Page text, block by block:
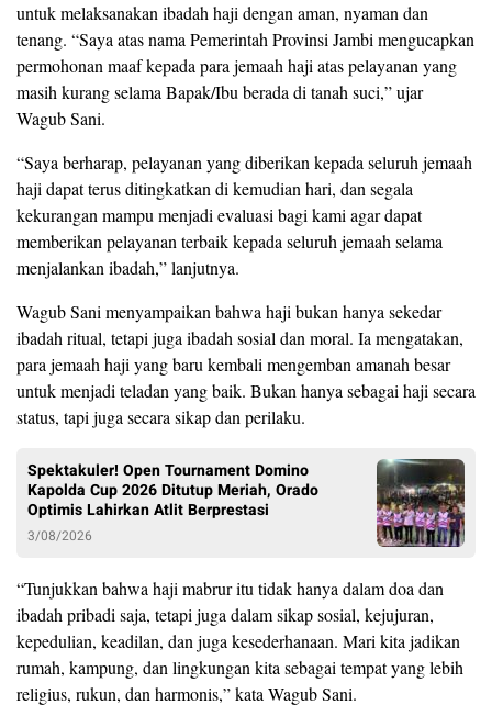
untuk melaksanakan ibadah haji dengan aman, nyaman dan
tenang. “Saya atas nama Pemerintah Provinsi Jambi mengucapkan
permohonan maaf kepada para jemaah haji atas pelayanan yang
masih kurang selama Bapak/Ibu berada di tanah suci,” ujar
Wagub Sani.
“Saya berharap, pelayanan yang diberikan kepada seluruh jemaah
haji dapat terus ditingkatkan di kemudian hari, dan segala
kekurangan mampu menjadi evaluasi bagi kami agar dapat
memberikan pelayanan terbaik kepada seluruh jemaah selama
menjalankan ibadah,” lanjutnya.
Wagub Sani menyampaikan bahwa haji bukan hanya sekedar
ibadah ritual, tetapi juga ibadah sosial dan moral. Ia mengatakan,
para jemaah haji yang baru kembali mengemban amanah besar
untuk menjadi teladan yang baik. Bukan hanya sebagai haji secara
status, tapi juga secara sikap dan perilaku.
Spektakuler! Open Tournament Domino
Kapolda Cup 2026 Ditutup Meriah, Orado
Optimis Lahirkan Atlit Berprestasi
3/08/2026
“Tunjukkan bahwa haji mabrur itu tidak hanya dalam doa dan
ibadah pribadi saja, tetapi juga dalam sikap sosial, kejujuran,
kepedulian, keadilan, dan juga kesederhanaan. Mari kita jadikan
rumah, kampung, dan lingkungan kita sebagai tempat yang lebih
religius, rukun, dan harmonis,” kata Wagub Sani.